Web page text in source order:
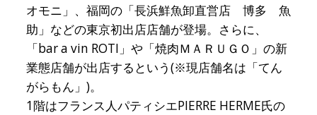
オモニ」、福岡の「長浜鮮魚卸直営店 博多 魚
助」などの東京初出店店舗が登場。さらに、
「bar a vin ROTI」や「焼肉ＭＡＲＵＧＯ」の新
業態店舗が出店するという(※現店舗名は「てん
がらもん」)。
1階はフランス人パティシエPIERRE HERME氏の